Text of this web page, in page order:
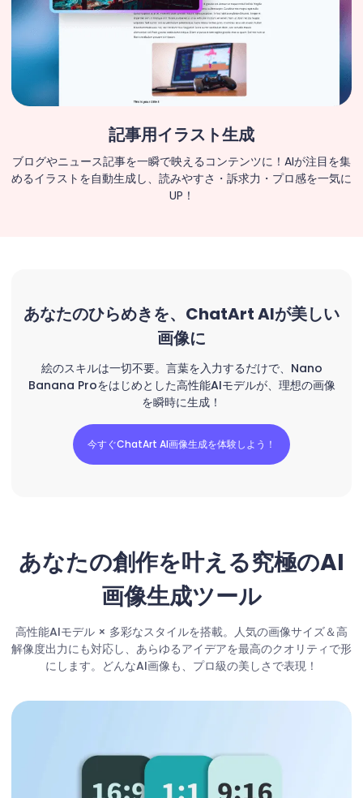
記事用イラスト生成
ブログやニュース記事を一瞬で映えるコンテンツに！AIが注目を集
めるイラストを自動生成し、読みやすさ・訴求力・プロ感を一気に
UP！
あなたのひらめきを、ChatArt AIが美しい
画像に
絵のスキルは一切不要。言葉を入力するだけで、Nano
Banana Proをはじめとした高性能AIモデルが、理想の画像
を瞬時に生成！
今すぐChatArt AI画像生成を体験しよう！
あなたの創作を叶える究極のAI
画像生成ツール
高性能AIモデル × 多彩なスタイルを搭載。人気の画像サイズ＆高
解像度出力にも対応し、あらゆるアイデアを最高のクオリティで形
にします。どんなAI画像も、プロ級の美しさで表現！